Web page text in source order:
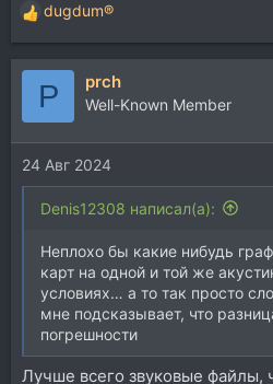
Р
е
а
и
и
:
dugdum®
P prch
Well-Known Member
24 Авг 2024
Denis12308 написал(а):
Неплохо бы какие нибудь
карт на одной и той же
условиях… а то так просто
мне подсказывает, что
погрешности
Лучше всего звуковые файлы,